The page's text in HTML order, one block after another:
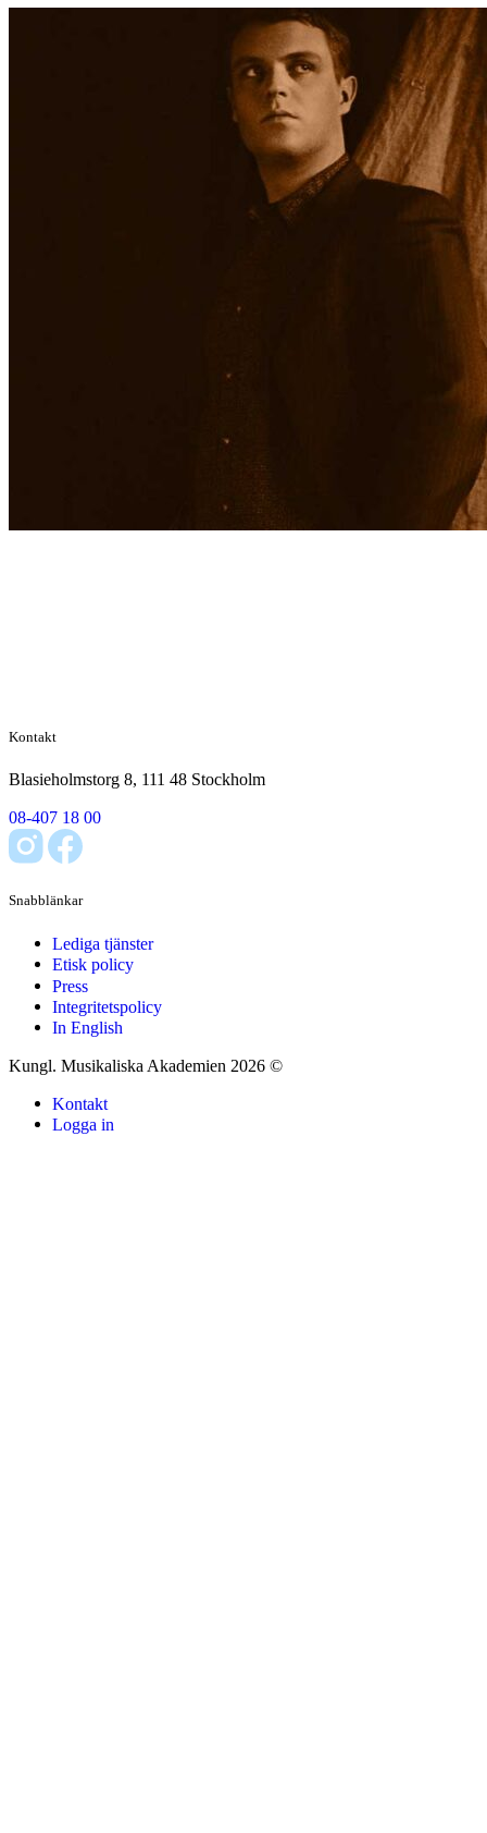
Kontakt
Blasieholmstorg 8, 111 48 Stockholm
08-407 18 00
Snabblänkar
Lediga tjänster
Etisk policy
Press
Integritetspolicy
In English
Kungl. Musikaliska Akademien 2026 ©
Kontakt
Logga in